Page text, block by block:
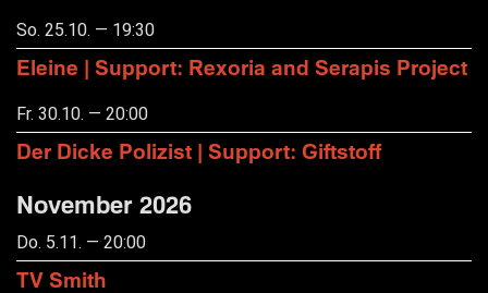
So. 25.10. — 19:30
Eleine | Support: Rexoria and Serapis Project
Fr. 30.10. — 20:00
Der Dicke Polizist | Support: Giftstoff
November 2026
Do. 5.11. — 20:00
TV Smith